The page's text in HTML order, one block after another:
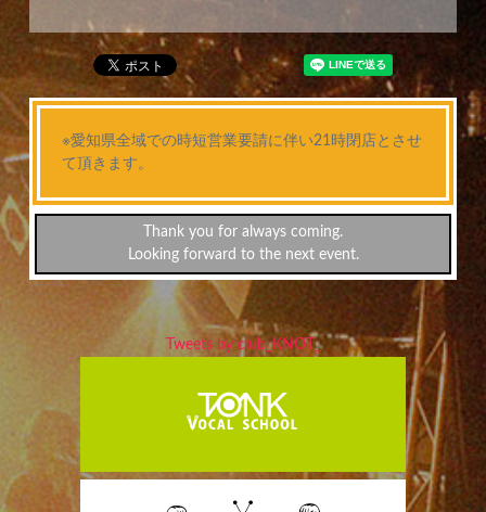
※愛知県全域での時短営業要請に伴い21時閉店とさせ
て頂きます。
Thank you for always coming.
Looking forward to the next event.
Tweets by club_KNOT_